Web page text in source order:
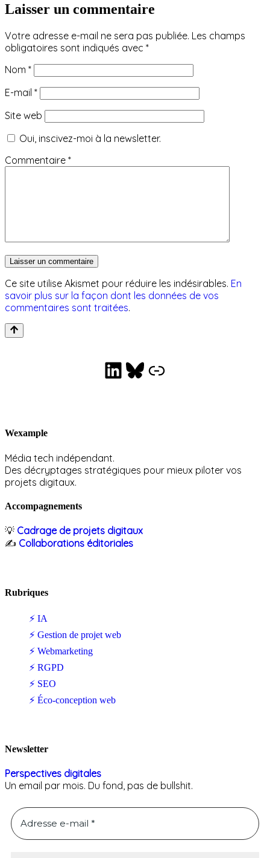
Laisser un commentaire
Votre adresse e-mail ne sera pas publiée. Les champs
obligatoires sont indiqués avec *
Nom *
E-mail *
Site web
Oui, inscivez-moi à la newsletter.
Commentaire *
Ce site utilise Akismet pour réduire les indésirables. En
savoir plus sur la façon dont les données de vos
commentaires sont traitées.
LinkedIn
Bluesky
Collaborations éditoriales
Wexample
Média tech indépendant.
Des décryptages stratégiques pour mieux piloter vos
projets digitaux.
Accompagnements
💡 Cadrage de projets digitaux
✍️ Collaborations éditoriales
Rubriques
⚡ IA
⚡ Gestion de projet web
⚡ Webmarketing
⚡ RGPD
⚡ SEO
⚡ Éco-conception web
Newsletter
Perspectives digitales
Un email par mois. Du fond, pas de bullshit.